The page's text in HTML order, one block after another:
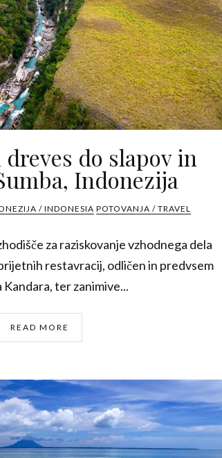
do slapov in
Indonezija
/ INDONESIA POTOVANJA / TRAVEL
za raziskovanje vzhodnega dela
restavracij, odličen in predvsem
ter zanimive...
READ MORE